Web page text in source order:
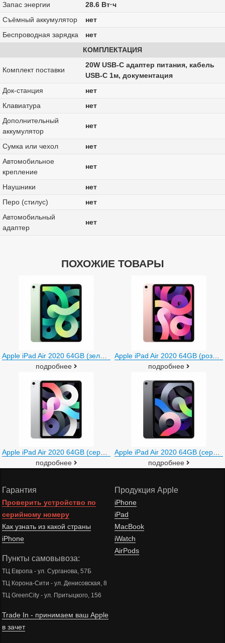
Запас энергии
28.6 Вт·ч
Cъёмный аккумулятор
нет
Беспроводная зарядка
нет
КОМПЛЕКТАЦИЯ
Комплект поставки
20W USB-C адаптер питания, кабель
USB-C 1м, документация
Док-станция
нет
Клавиатура
нет
Дополнительный
аккумулятор
нет
Сумка или чехол
нет
Автомобильное
крепление
нет
Наушники
нет
Перо (стилус)
нет
Автомобильный
адаптер
нет
ПОХОЖИЕ ТОВАРЫ
Apple iPad Air 2020 64GB (зеленый)
подробнее
Apple iPad Air 2020 64GB (розовое золото)
подробнее
Apple iPad Air 2020 64GB (серебристый)
подробнее
Apple iPad Air 2020 64GB (серый космос)
подробнее
Гарантия
Проверить устройство по
серийному номеру
Как узнать из какой страны
iPhone
Пункты самовывоза:
ТЦ Европа - ул. Сурганова, 57Б
ТЦ Корона-Сити - ул. Денисовская, 8
ТЦ GreenCity - ул. Притыцкого, 156
Trade In - принимаем ваш Apple
в зачет
Продукция Apple
iPhone
iPad
MacBook
iWatch
AirPods